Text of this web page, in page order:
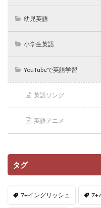
幼児英語
小学生英語
YouTubeで英語学習
英語ソング
英語アニメ
タグ
7+イングリッシュ 7+